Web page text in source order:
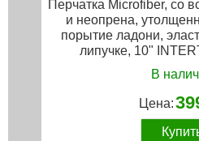
Перчатка Microfiber, со
и неопрена,
порытие ладони,
липучке, 10"
В
Цена: